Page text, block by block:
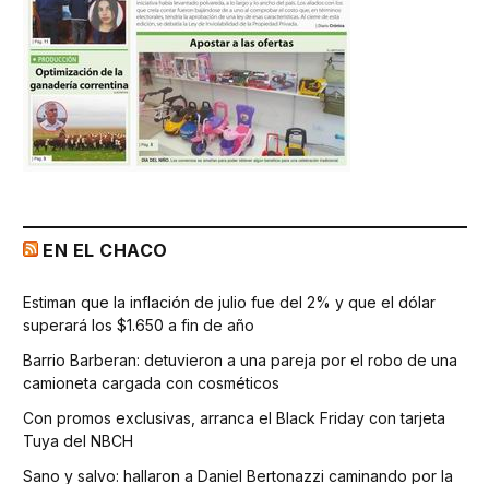
EN EL CHACO
Estiman que la inflación de julio fue del 2% y que el dólar
superará los $1.650 a fin de año
Barrio Barberan: detuvieron a una pareja por el robo de una
camioneta cargada con cosméticos
Con promos exclusivas, arranca el Black Friday con tarjeta
Tuya del NBCH
Sano y salvo: hallaron a Daniel Bertonazzi caminando por la